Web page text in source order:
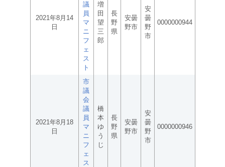
2021年8月14
日
議
員
マ
ニ
フ
ェ
ス
ト
増
田
望
三
郎
長
野
県
安曇
野市
安
曇
野
市
0000000944
2021年8月18
日
市
議
会
議
員
マ
ニ
フ
ェ
ス
橋
本
ゆ
う
じ
長
野
県
安曇
野市
安
曇
野
市
0000000946